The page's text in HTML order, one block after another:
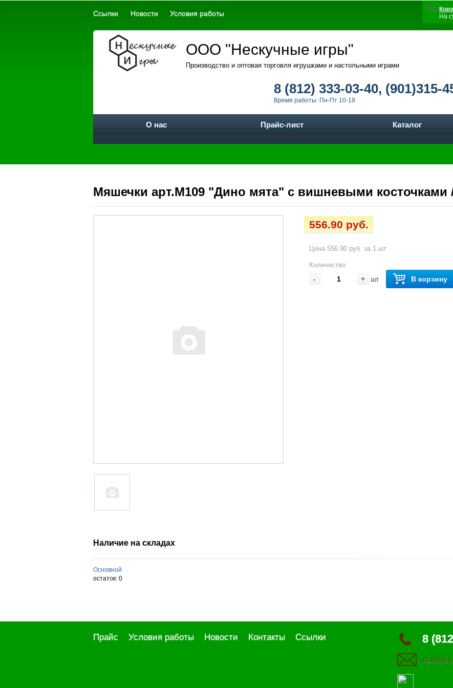
На
Ссылки Новости Условия работы
ООО "Нескучные игры"
Производство и оптовая торговля игрушками и настольными играми
8 (812) 333-03-40, (901)315-
Время работы: Пн-Пт 10-18
О нас Прайс-лист Каталог
Мяшечки арт.М109 "Дино мята" с вишневыми косточками
556.90 руб.
Цена 556.90 руб. за 1 шт
Количество
- + шт В корзину
Наличие на складах
Основной
остаток: 0
8
Прайс Условия работы Новости Контакты Ссылки